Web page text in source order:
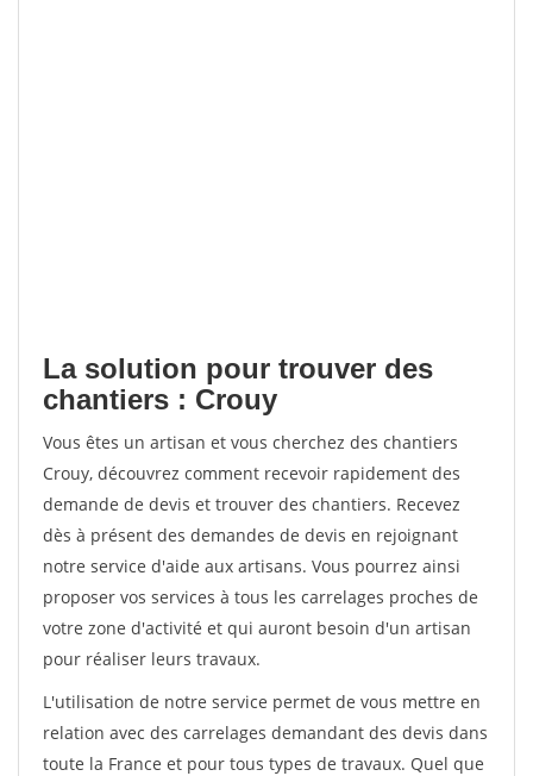
La solution pour trouver des
chantiers : Crouy
Vous êtes un artisan et vous cherchez des chantiers
Crouy, découvrez comment recevoir rapidement des
demande de devis et trouver des chantiers. Recevez
dès à présent des demandes de devis en rejoignant
notre service d'aide aux artisans. Vous pourrez ainsi
proposer vos services à tous les carrelages proches de
votre zone d'activité et qui auront besoin d'un artisan
pour réaliser leurs travaux.
L'utilisation de notre service permet de vous mettre en
relation avec des carrelages demandant des devis dans
toute la France et pour tous types de travaux. Quel que